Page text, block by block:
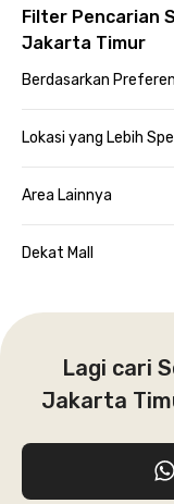
Filter Pencarian
Jakarta Timur
Berdasarkan
Lokasi yang Lebih
Area Lainnya
Dekat Mall
Lagi cari
Jakarta